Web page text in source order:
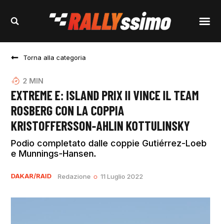
Torna alla categoria
2 MIN
EXTREME E: ISLAND PRIX II VINCE IL TEAM
ROSBERG CON LA COPPIA
KRISTOFFERSSON-AHLIN KOTTULINSKY
Podio completato dalle coppie Gutiérrez-Loeb
e Munnings-Hansen.
DAKAR/RAID Redazione 11 Luglio 2022